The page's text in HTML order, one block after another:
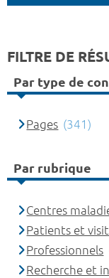
FILTRE DE
Par type de
Pages (341)
Par rubrique
Centres
Patients et
Professionnels
Recherche et